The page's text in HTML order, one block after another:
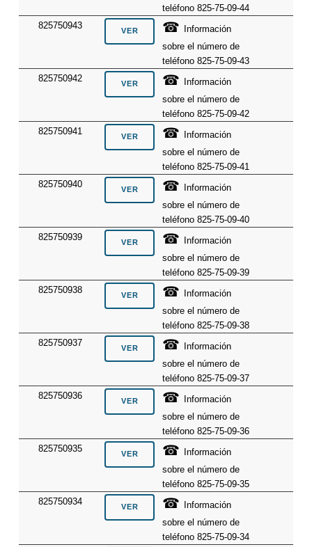
teléfono 825-75-09-44
825750943
☎
Información
sobre el número de
teléfono 825-75-09-43
825750942
☎
Información
sobre el número de
teléfono 825-75-09-42
825750941
☎
Información
sobre el número de
teléfono 825-75-09-41
825750940
☎
Información
sobre el número de
teléfono 825-75-09-40
825750939
☎
Información
sobre el número de
teléfono 825-75-09-39
825750938
☎
Información
sobre el número de
teléfono 825-75-09-38
825750937
☎
Información
sobre el número de
teléfono 825-75-09-37
825750936
☎
Información
sobre el número de
teléfono 825-75-09-36
825750935
☎
Información
sobre el número de
teléfono 825-75-09-35
825750934
☎
Información
sobre el número de
teléfono 825-75-09-34